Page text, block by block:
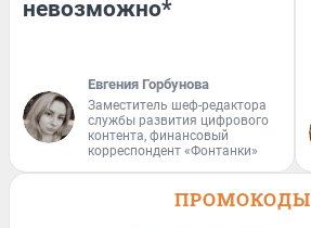
невозможно*
Евгения Горбунова
Заместитель шеф-редактора
службы развития цифрового
контента, финансовый
корреспондент «Фонтанки»
ПРОМОКОДЫ